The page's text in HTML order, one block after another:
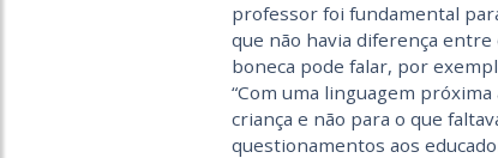
professor foi fundamental
que não havia diferença
boneca pode falar, por
“Com uma linguagem
criança e não para o que
questionamentos aos